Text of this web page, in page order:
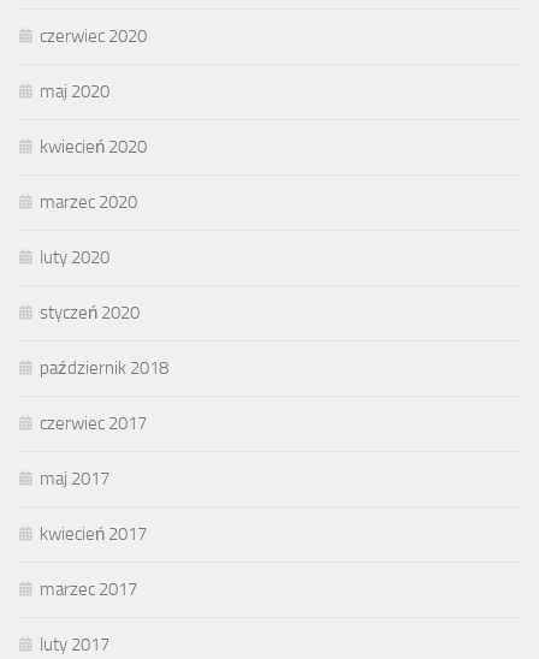
czerwiec 2020
maj 2020
kwiecień 2020
marzec 2020
luty 2020
styczeń 2020
październik 2018
czerwiec 2017
maj 2017
kwiecień 2017
marzec 2017
luty 2017